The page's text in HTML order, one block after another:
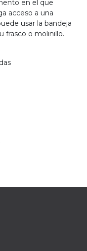
en el que
acceso a una
usar la bandeja
frasco o molinillo.